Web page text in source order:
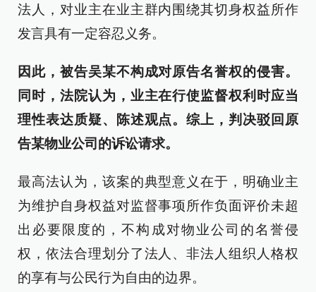
法人，对业主在业主群内围绕其切身权益所作
发言具有一定容忍义务。
因此，被告吴某不构成对原告名誉权的侵害。
同时，法院认为，业主在行使监督权利时应当
理性表达质疑、陈述观点。综上，判决驳回原
告某物业公司的诉讼请求。
最高法认为，该案的典型意义在于，明确业主
为维护自身权益对监督事项所作负面评价未超
出必要限度的，不构成对物业公司的名誉侵
权，依法合理划分了法人、非法人组织人格权
的享有与公民行为自由的边界。